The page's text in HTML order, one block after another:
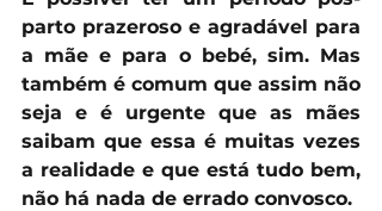
parto prazeroso e agradável para
a mãe e para o bebé, sim. Mas
também é comum que assim não
seja e é urgente que as mães
saibam que essa é muitas vezes
a realidade e que está tudo bem,
não há nada de errado convosco.